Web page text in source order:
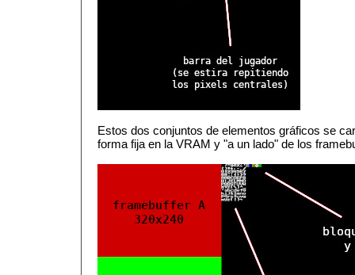
Estos dos conjuntos de elementos gráficos se
forma fija en la VRAM y "a un lado" de los